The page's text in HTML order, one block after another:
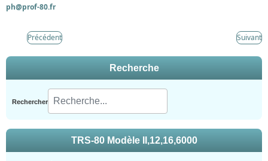
ph@prof-80.fr
Précédent Suivant
Recherche
Rechercher
TRS-80 Modèle II,12,16,6000